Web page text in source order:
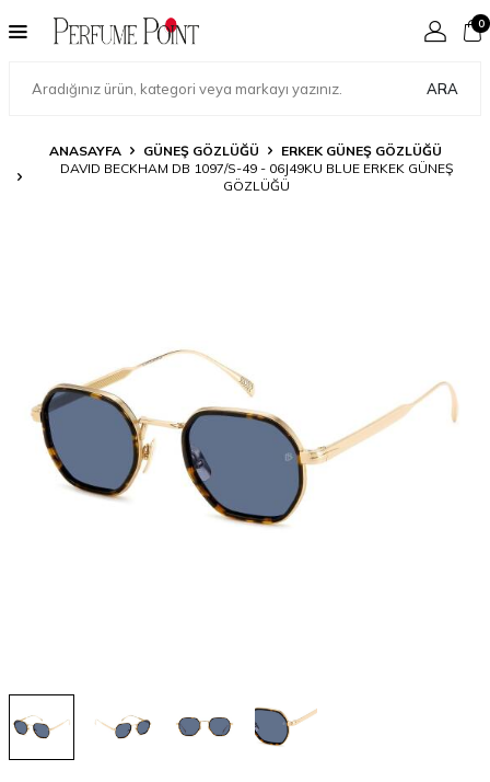
ARA
0
ANASAYFA GÜNEŞ GÖZLÜĞÜ
ERKEK GÜNEŞ GÖZLÜĞÜ
DAVID BECKHAM DB 1097/S-49 - 06J49KU BLUE ERKEK GÜNEŞ
GÖZLÜĞÜ